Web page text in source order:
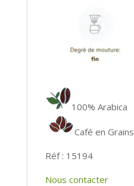
100% Arabica
Café en Grains
Réf : 15194
Nous contacter